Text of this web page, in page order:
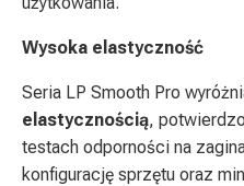
Wysoka elastyczność
Seria LP Smooth Pro
elastycznością,
testach odporności na
konfigurację sprzętu oraz